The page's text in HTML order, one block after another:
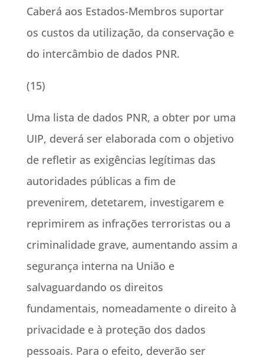
Caberá aos Estados-Membros suportar
os custos da utilização, da conservação e
do intercâmbio de dados PNR.
(15)
Uma lista de dados PNR, a obter por uma
UIP, deverá ser elaborada com o objetivo
de refletir as exigências legítimas das
autoridades públicas a fim de
prevenirem, detetarem, investigarem e
reprimirem as infrações terroristas ou a
criminalidade grave, aumentando assim a
segurança interna na União e
salvaguardando os direitos
fundamentais, nomeadamente o direito à
privacidade e à proteção dos dados
pessoais. Para o efeito, deverão ser